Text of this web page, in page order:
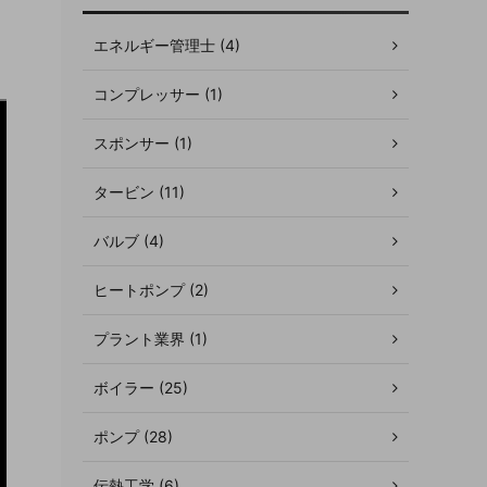
エネルギー管理士 (4)
コンプレッサー (1)
スポンサー (1)
タービン (11)
バルブ (4)
ヒートポンプ (2)
プラント業界 (1)
ボイラー (25)
ポンプ (28)